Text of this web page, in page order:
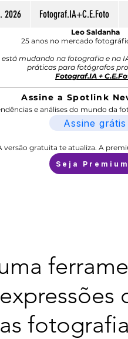
2026 Fotograf.IA+C.E.Foto
Leo Saldanha
25 anos no mercado
está mudando na fotografia e na
práticas para fotógrafos
Fotograf.IA +
Assine a Spotlink
e análises do mundo da
Assine grátis
versão gratuita te atualiza. A
Seja Premium